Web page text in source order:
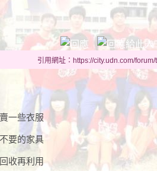
引用網址：https://city.udn.com/
一些衣服
要的家具
收再利用